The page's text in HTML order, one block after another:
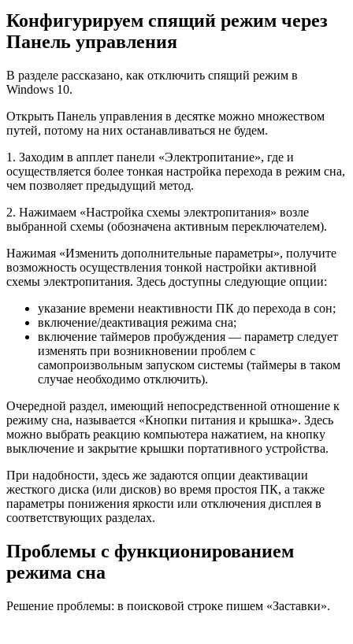
Конфигурируем спящий режим через
Панель управления
В разделе рассказано, как отключить спящий режим в
Windows 10.
Открыть Панель управления в десятке можно множеством
путей, потому на них останавливаться не будем.
1. Заходим в апплет панели «Электропитание», где и
осуществляется более тонкая настройка перехода в режим сна,
чем позволяет предыдущий метод.
2. Нажимаем «Настройка схемы электропитания» возле
выбранной схемы (обозначена активным переключателем).
Нажимая «Изменить дополнительные параметры», получите
возможность осуществления тонкой настройки активной
схемы электропитания. Здесь доступны следующие опции:
указание времени неактивности ПК до перехода в сон;
включение/деактивация режима сна;
включение таймеров пробуждения — параметр следует
изменять при возникновении проблем с
самопроизвольным запуском системы (таймеры в таком
случае необходимо отключить).
Очередной раздел, имеющий непосредственной отношение к
режиму сна, называется «Кнопки питания и крышка». Здесь
можно выбрать реакцию компьютера нажатием, на кнопку
выключение и закрытие крышки портативного устройства.
При надобности, здесь же задаются опции деактивации
жесткого диска (или дисков) во время простоя ПК, а также
параметры понижения яркости или отключения дисплея в
соответствующих разделах.
Проблемы с функционированием
режима сна
Решение проблемы: в поисковой строке пишем «Заставки».